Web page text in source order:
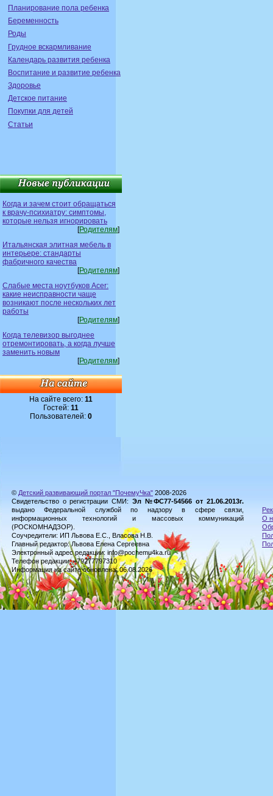
Планирование пола ребенка
Беременность
Роды
Грудное вскармливание
Календарь развития ребенка
Воспитание и развитие ребенка
Здоровье
Детское питание
Покупки для детей
Статьи
Когда и зачем стоит обращаться
к врачу-психиатру: симптомы,
которые нельзя игнорировать
[Родителям]
Итальянская элитная мебель в
интерьере: стандарты
фабричного качества
[Родителям]
Слабые места ноутбуков Acer:
какие неисправности чаще
возникают после нескольких лет
работы
[Родителям]
Когда телевизор выгоднее
отремонтировать, а когда лучше
заменить новым
[Родителям]
На сайте всего: 11
Гостей: 11
Пользователей: 0
© Детский развивающий портал "ПочемуЧка" 2008-2026
Свидетельство о регистрации СМИ: Эл №ФС77-54566 от 21.06.2013г.
выдано Федеральной службой по надзору в сфере связи,
информационных технологий и массовых коммуникаций
(РОСКОМНАДЗОР).
Соучредители: ИП Львова Е.С., Власова Н.В.
Главный редактор: Львова Елена Сергеевна
Электронный адрес редакции: info@pochemu4ka.ru
Телефон редакции: +79277797310
Информация на сайте обновлена: 06.08.2026
О